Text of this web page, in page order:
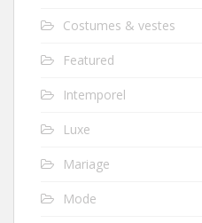
Costumes & vestes
Featured
Intemporel
Luxe
Mariage
Mode